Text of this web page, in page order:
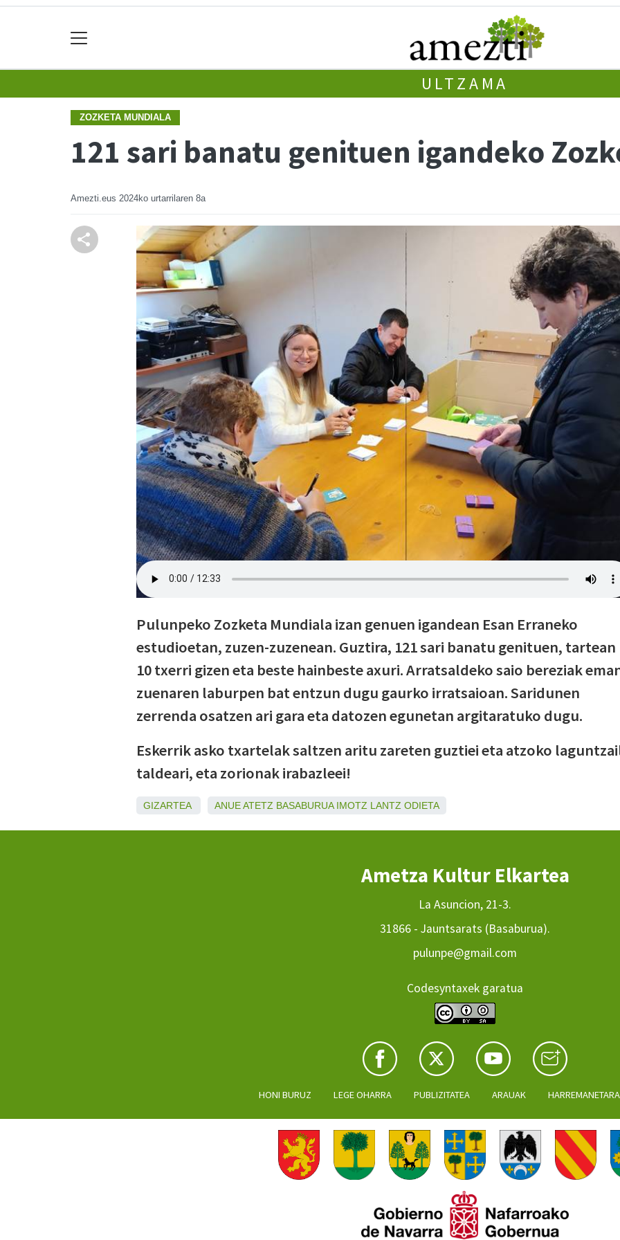
ULTZAMA
ZOZKETA MUNDIALA
121 sari banatu genituen igandeko
Amezti.eus 2024ko urtarrilaren 8a
Pulunpeko Zozketa Mundiala izan genuen igandean Esan Erraneko
estudioetan, zuzen-zuzenean. Guztira, 121 sari banatu genituen, tartean
10 txerri gizen eta beste hainbeste axuri. Arratsaldeko saio bereziak
zuenaren laburpen bat entzun dugu gaurko irratsaioan. Saridunen
zerrenda osatzen ari gara eta datozen egunetan argitaratuko dugu.
Eskerrik asko txartelak saltzen aritu zareten guztiei eta atzoko
taldeari, eta zorionak irabazleei!
GIZARTEA ANUEATETZ BASABURUA IMOTZ LANTZ ODIETA
Ametza Kultur Elkartea
La Asuncion, 21-3.
31866 - Jauntsarats (Basaburua).
pulunpe@gmail.com
Codesyntaxek garatua
HONI BURUZ LEGE OHARRA PUBLIZITATEA ARAUAK